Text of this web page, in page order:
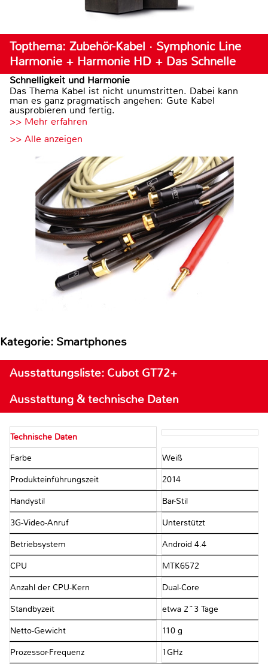
Topthema: Zubehör-Kabel · Symphonic Line
Harmonie + Harmonie HD + Das Schnelle
Schnelligkeit und Harmonie
Das Thema Kabel ist nicht unumstritten. Dabei kann
man es ganz pragmatisch angehen: Gute Kabel
ausprobieren und fertig.
>> Mehr erfahren
>> Alle anzeigen
Kategorie: Smartphones
Ausstattungsliste: Cubot GT72+
Ausstattung & technische Daten
Technische Daten
Farbe Weiß
Produkteinführungszeit 2014
Handystil Bar-Stil
3G-Video-Anruf Unterstützt
Betriebsystem Android 4.4
CPU MTK6572
Anzahl der CPU-Kern Dual-Core
Standbyzeit etwa 2~3 Tage
Netto-Gewicht 110 g
Prozessor-Frequenz 1GHz